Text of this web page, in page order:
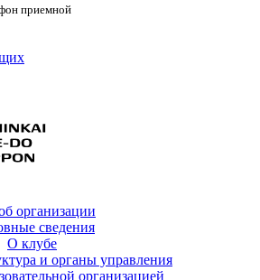
приемной
организации
сведения
О клубе
и органы управления
организацией